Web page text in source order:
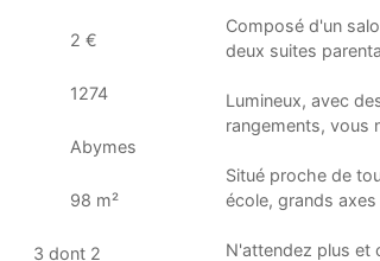
2 €
1274
Abymes
98 m²
3 dont 2
Composé d'un
deux suites
Lumineux, avec
rangements, vous
Situé proche de
école, grands axes
N'attendez plus et